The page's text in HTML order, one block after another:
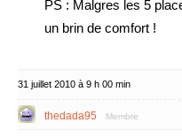
PS : Malgres les 5
un brin de comfort !
31 juillet 2010 à 9 h 00 min
thedada95 Membre